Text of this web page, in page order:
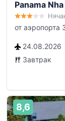
Panama
от аэропорта
24.08.2026
Завтрак
8,6